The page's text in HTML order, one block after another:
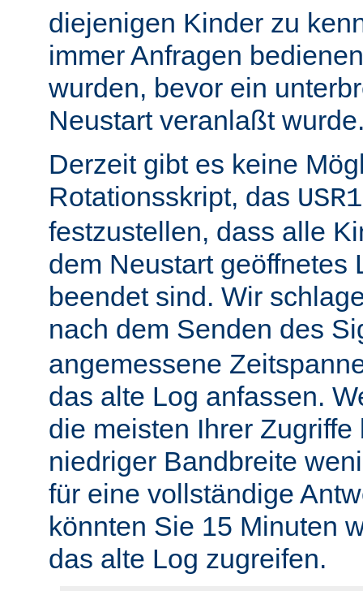
diejenigen Kinder zu
immer Anfragen
wurden, bevor ein
Neustart veranlaßt
Derzeit gibt es keine
Rotationsskript, das USR1
festzustellen, dass alle
dem Neustart geöffnetes
beendet sind. Wir
nach dem Senden des
angemessene
das alte Log anfassen.
die meisten Ihrer
niedriger Bandbreite
für eine vollständige
könnten Sie 15 Minuten
das alte Log zugreifen.